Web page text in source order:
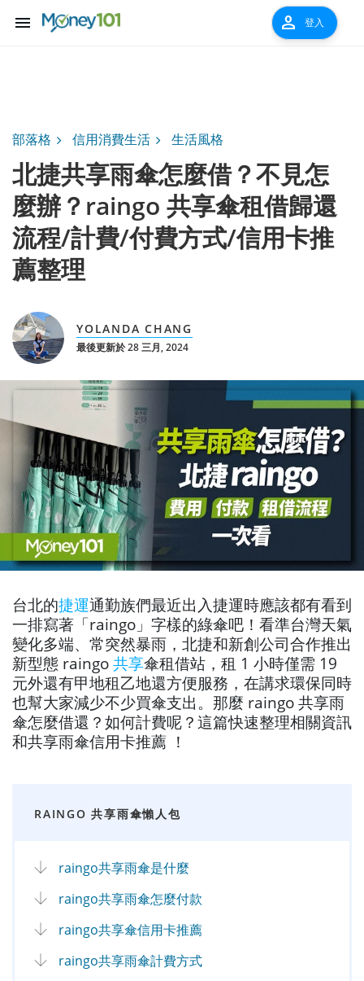
menu person 登入
部落格 信用消費生活 生活風格
北捷共享雨傘怎麼借？不見怎
麼辦？raingo 共享傘租借歸還
流程/計費/付費方式/信用卡推
薦整理
YOLANDA CHANG
最後更新於 28 三月, 2024
台北的捷運通勤族們最近出入捷運時應該都有看到
一排寫著「raingo」字樣的綠傘吧！看準台灣天氣
變化多端、常突然暴雨，北捷和新創公司合作推出
新型態 raingo 共享傘租借站，租 1 小時僅需 19
元外還有甲地租乙地還方便服務，在講求環保同時
也幫大家減少不少買傘支出。那麼 raingo 共享雨
傘怎麼借還？如何計費呢？這篇快速整理相關資訊
和共享雨傘信用卡推薦 ！
RAINGO 共享雨傘懶人包
raingo共享雨傘是什麼
raingo共享雨傘怎麼付款
raingo共享傘信用卡推薦
raingo共享雨傘計費方式